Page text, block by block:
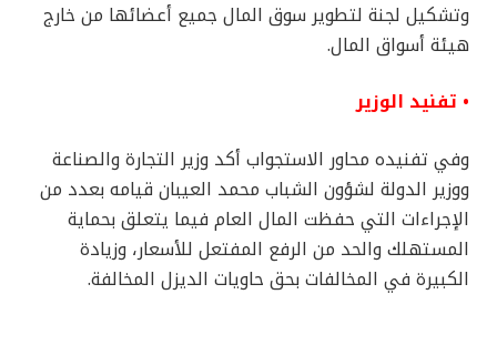
وتشكيل لجنة لتطوير سوق المال جميع أعضائها من خارج
هيئة أسواق المال.
• تفنيد الوزير
وفي تفنيده محاور الاستجواب أكد وزير التجارة والصناعة
ووزير الدولة لشؤون الشباب محمد العيبان قيامه بعدد من
الإجراءات التي حفظت المال العام فيما يتعلق بحماية
المستهلك والحد من الرفع المفتعل للأسعار، وزيادة
الكبيرة في المخالفات بحق حاويات الديزل المخالفة.